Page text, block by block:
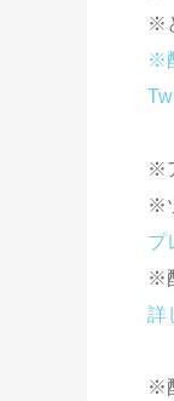
※
※
※
※
プ
※
詳
※